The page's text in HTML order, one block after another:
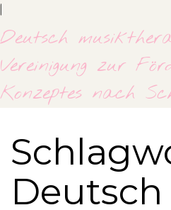
|
Deutsch
Vereinigung zur
Konzeptes nach
Deutsch